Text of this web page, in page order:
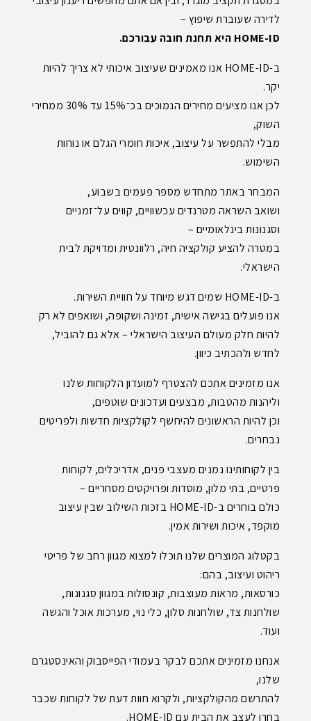
לדירה שעוברת שיפוץ –
HOME-ID היא תחנת חובה עבורכם.
ב-HOME-ID אנו מאמינים שעיצוב איכותי לא צריך להיות
יקר.
לכן אנו מציעים מחירים הנמוכים בכ־15% עד 30% ממחירי
השוק,
מבלי להתפשר על עיצוב, איכות חומרי הגלם או נוחות
השימוש.
המבחר באתר מתחדש מספר פעמים בשבוע,
ושואב השראה מטרנדים עכשוויים, קווים על־זמניים
וסגנונות בינלאומיים –
במטרה להציע קולקציה חיה, רלוונטית ומדויקת לבית
הישראלי.
ב-HOME-ID שמים דגש מיוחד על חוויית השירות.
אנו פועלים בגישה אישית, זמינה ושקופה, ושואפים לא רק
להיות חלק מעולם העיצוב הישראלי – אלא גם להוביל,
לחדש ולהכתיב כיוון.
אנו מזמינים אתכם להצטרף למועדון הלקוחות שלנו
וליהנות מהטבות, מבצעים ועדכונים שוטפים,
וכן להיות הראשונים להיחשף לקולקציות חדשות ולפריטים
נבחרים.
בין לקוחותינו נמנים מעצבי פנים, אדריכלים, לקוחות
פרטיים, בתי מלון, מוסדות ופרויקטים מסחריים –
כולם בוחרים ב-HOME-ID בזכות השילוב שבין עיצוב
מוקפד, איכות ושירות אמין.
בקטלוג המוצרים שלנו תוכלו למצוא מגוון רחב של פריטי
ריהוט ועיצוב, בהם:
כורסאות, מראות מעוצבות, קונסולות במגוון סגנונות,
שולחנות צד, שולחנות סלון, כלי נוי, מערכות אוכל והגשה
ועוד.
אנחנו מזמינים אתכם לבקר בעמודי הפייסבוק והאינסטגרם
שלנו,
להתרשם מהקולקציות, ולקרוא חוות דעת של לקוחות שכבר
בחרו לעצב את הבית עם HOME-ID.